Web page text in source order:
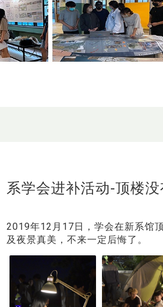
系学会进补活动-顶楼
2019年12月17日，学会在新系馆
及夜景真美，不来一定后悔了。